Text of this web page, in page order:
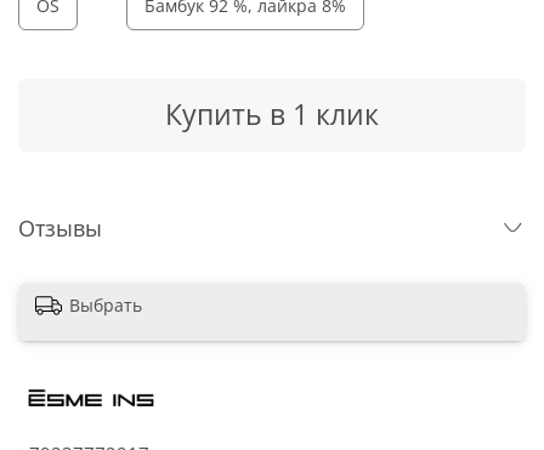
Купить в 1 клик
OS Бамбук 92 %, лайкра 8%
Отзывы
Выбрать